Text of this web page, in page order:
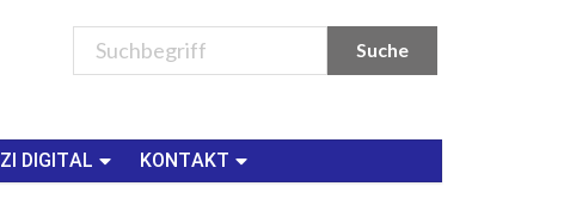
ZI DIGITAL
KONTAKT